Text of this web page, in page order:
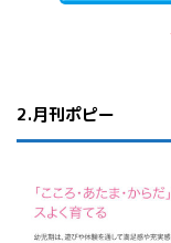
2.月刊ポピー